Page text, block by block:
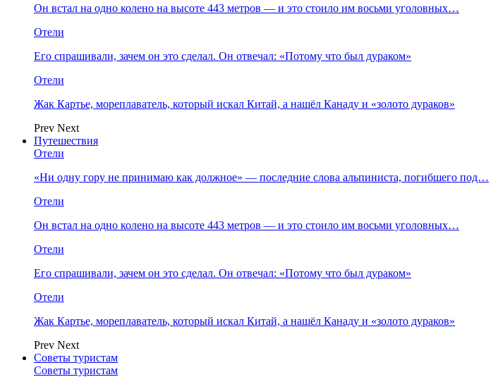
Он встал на одно колено на высоте 443 метров — и это стоило им восьми уголовных…
Отели
Его спрашивали, зачем он это сделал. Он отвечал: «Потому что был дураком»
Отели
Жак Картье, мореплаватель, который искал Китай, а нашёл Канаду и «золото дураков»
Prev Next
Путешествия
Отели
«Ни одну гору не принимаю как должное» — последние слова альпиниста, погибшего под…
Отели
Он встал на одно колено на высоте 443 метров — и это стоило им восьми уголовных…
Отели
Его спрашивали, зачем он это сделал. Он отвечал: «Потому что был дураком»
Отели
Жак Картье, мореплаватель, который искал Китай, а нашёл Канаду и «золото дураков»
Prev Next
Советы туристам
Советы туристам